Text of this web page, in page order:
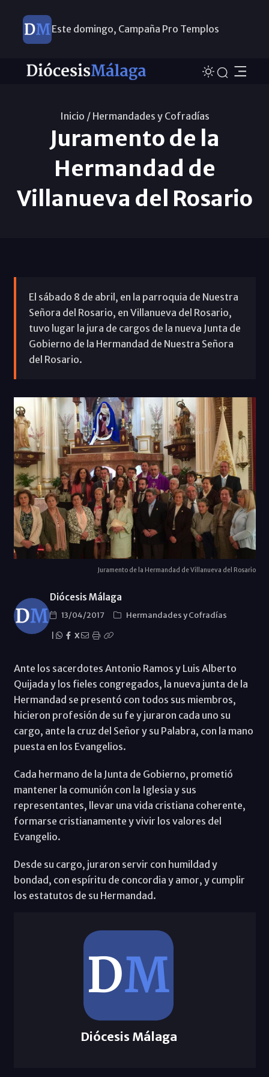
Este domingo, Campaña Pro Templos
Inicio / Hermandades y Cofradías
Juramento de la
Hermandad de
Villanueva del Rosario
El sábado 8 de abril, en la parroquia de Nuestra
Señora del Rosario, en Villanueva del Rosario,
tuvo lugar la jura de cargos de la nueva Junta de
Gobierno de la Hermandad de Nuestra Señora
del Rosario.
Juramento de la Hermandad de Villanueva del Rosario
Diócesis Málaga
13/04/2017
Hermandades y Cofradías
X
Ante los sacerdotes Antonio Ramos y Luis Alberto
Quijada y los fieles congregados, la nueva junta de la
Hermandad se presentó con todos sus miembros,
hicieron profesión de su fe y juraron cada uno su
cargo, ante la cruz del Señor y su Palabra, con la mano
puesta en los Evangelios.
Cada hermano de la Junta de Gobierno, prometió
mantener la comunión con la Iglesia y sus
representantes, llevar una vida cristiana coherente,
formarse cristianamente y vivir los valores del
Evangelio.
Desde su cargo, juraron servir con humildad y
bondad, con espíritu de concordia y amor, y cumplir
los estatutos de su Hermandad.
Diócesis Málaga